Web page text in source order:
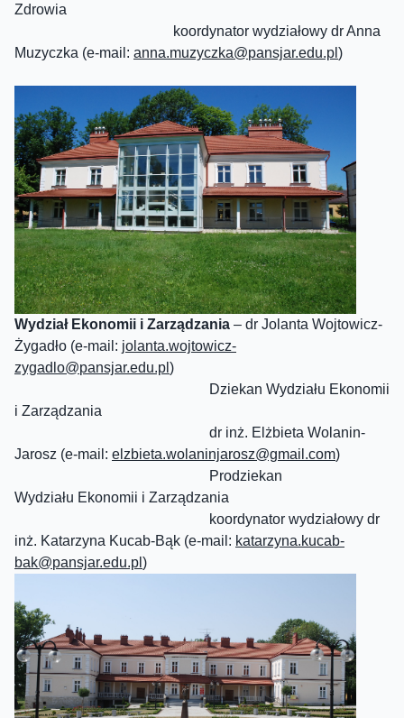
Zdrowia
koordynator wydziałowy dr Anna
Muzyczka (e-mail: anna.muzyczka@pansjar.edu.pl )
Wydział Ekonomii i Zarządzania – dr Jolanta Wojtowicz-
Żygadło (e-mail: jolanta.wojtowicz-
zygadlo@pansjar.edu.pl )
Dziekan Wydziału Ekonomii
i Zarządzania
dr inż. Elżbieta Wolanin-
Jarosz (e-mail: elzbieta.wolaninjarosz@gmail.com)
Prodziekan
Wydziału Ekonomii i Zarządzania
koordynator wydziałowy dr
inż. Katarzyna Kucab-Bąk (e-mail: katarzyna.kucab-
bak@pansjar.edu.pl )